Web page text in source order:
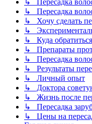
↳ Пересадка
↳ Хочу сделать
↳
↳ Куда
↳ Препараты
↳ Пересадка
↳ Результаты
↳ Личный опыт
↳ Доктора
↳ Жизнь после
↳ Пересадка
↳ Цены на